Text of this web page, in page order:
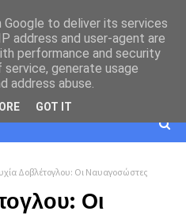
Δοβλέτογλου: Οι Ναυαγοσώστες
Οι
to deliver its services
address and user-agent are
performance and security
generate usage
address abuse.
GOT IT